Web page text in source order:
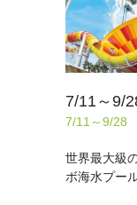
7/11～9/
7/11～9/28
世界最大級
ボ海水プー